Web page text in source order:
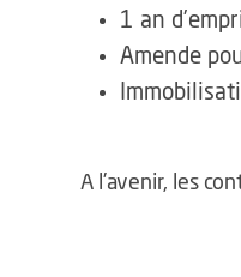
1 an
Amende
A l’avenir, les